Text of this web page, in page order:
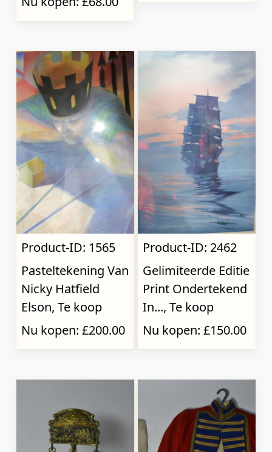
Product-ID: 1565
Pasteltekening Van
Nicky Hatfield
Elson, Te koop
Nu kopen: £200.00
Product-ID: 2462
Gelimiteerde Editie
Print Ondertekend
In..., Te koop
Nu kopen: £150.00